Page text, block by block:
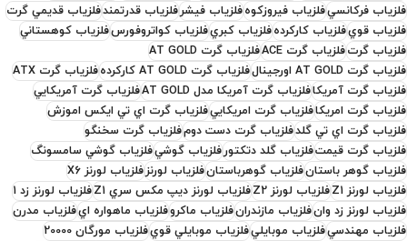
فلزياب فرکانسيفلزياب فيروزکوهفلزياب فيشرفلزياب قدرتمندفلزياب قديمي گرت
فلزياب قويفلزياب کارکردهفلزياب کبريفلزياب کواتروفورسفلزياب کوهستاني
فلزياب گرتفلزياب گرت ACE
فلزياب گرت AT GOLD
فلزياب گرت AT GOLD اورجينال
فلزياب گرت AT GOLD کارکرده
فلزياب گرت ATX
فلزياب گرت آمريکافلزياب گرت آمريکا مدل AT GOLD
فلزياب گرت آمريکايي
فلزياب گرت امريکافلزياب گرت امريکاييفلزياب گرت اي تي ايکس اموزش
فلزياب گرت اي تي گلدفلزياب گرت دست دومفلزياب گرت سخنگو
فلزياب گرت قيمتفلزياب گلد دتکتورفلزياب گوشيفلزياب گوشي سامسونگ
فلزياب گوهر باستانفلزياب گوهرباستانفلزياب لورنزفلزياب لورنز X6
فلزياب لورنز Z1
فلزياب لورنز Z2 فلزياب لورنز ديپ مکس سري Z1
فلزياب لورنز زد 1
فلزياب لورنز زد وانفلزياب مازندرانفلزياب ماکروفلزياب ماهواره ايفلزياب مدرن
فلزياب مهندسيفلزياب موبايليفلزياب موبايلي قويفلزياب مورگان 20000